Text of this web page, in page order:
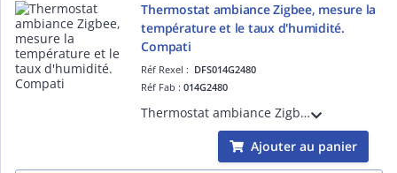
Thermostat ambiance Zigbee, mesure la
température et le taux d'humidité.
Compati
Réf Rexel : DFS014G2480
Réf Fab :014G2480
Thermostat ambiance Zigbee, mesure la température et le taux d'humidité. Compatible avec la passerelle Ally et tout système Zigbee . Alimentation à piles. IP20
Ajouter au panier